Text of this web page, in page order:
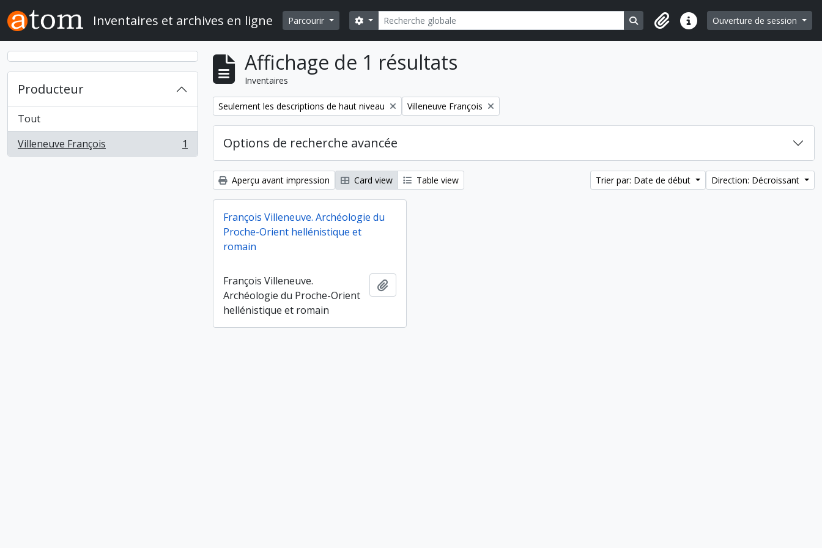
Skip to main content
Inventaires et archives en ligne Parcourir Rechercher
Search options Search in browse page
Liens rapidesOuverture de session
Producteur
Tout
Villeneuve François
, 1 résultats 1
Affichage de 1 résultats
Inventaires
Remove filter:
Seulement les descriptions de haut niveau Remove filter:
Villeneuve François
Options de recherche avancée
Aperçu avant impression Card view Table view Trier par: Date de début Direction: Décroissant
François Villeneuve. Archéologie du
Proche-Orient hellénistique et
romain
François Villeneuve.
Archéologie du Proche-Orient
hellénistique et romain